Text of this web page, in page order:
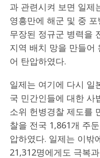
과 관련시켜 보면 일제
영흥만에 해군 및 중
무장된 정규군 병력을
지역 배치 망을 만들어
어 탄압하였다.
일제는 여기에 다시 일
국 민간인들에 대한 사
소위 헌병경찰 제도를
찰을 전국 1,861개 주
압하였다. 일제는 이밖
21,312명에게도 극복